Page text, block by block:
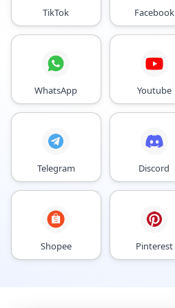
TikTok Facebook
WhatsApp Youtube
Telegram Discord
Shopee Pinterest